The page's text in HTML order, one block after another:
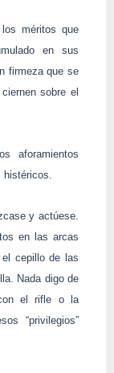
méritos que
en sus
firmeza que se
sobre el
aforamientos
y actúese.
en las arcas
cepillo de las
Nada digo de
el rifle o la
“privilegios”